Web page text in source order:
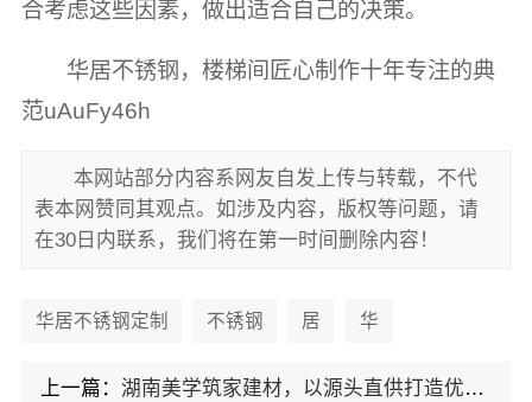
合考虑这些因素，做出适合自己的决策。
华居不锈钢，楼梯间匠心制作十年专注的典
范uAuFy46h
本网站部分内容系网友自发上传与转载，不代
表本网赞同其观点。如涉及内容，版权等问题，请
在30日内联系，我们将在第一时间删除内容！
华居不锈钢定制 不锈钢 居 华
上一篇：湖南美学筑家建材，以源头直供打造优质商铺装修